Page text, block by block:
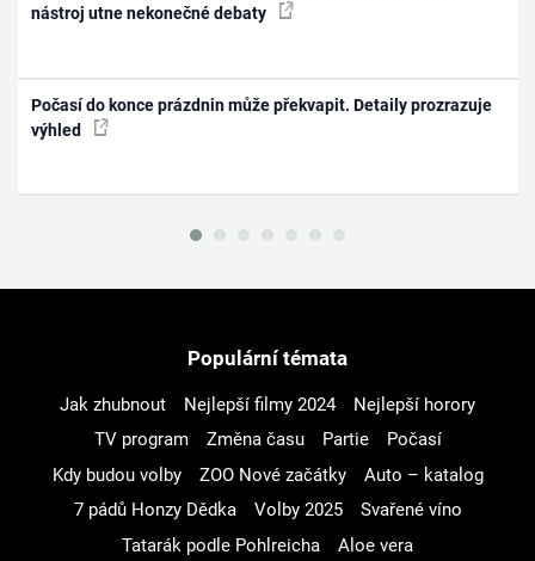
nástroj utne nekonečné debaty
Počasí do konce prázdnin může překvapit. Detaily prozrazuje
výhled
Populární témata
Jak zhubnout Nejlepší filmy 2024
Nejlepší horory
TV program
Změna času Partie
Počasí
Kdy budou volby
ZOO Nové začátky
Auto – katalog
7 pádů Honzy Dědka
Volby 2025
Svařené víno
Tatarák podle Pohlreicha
Aloe vera